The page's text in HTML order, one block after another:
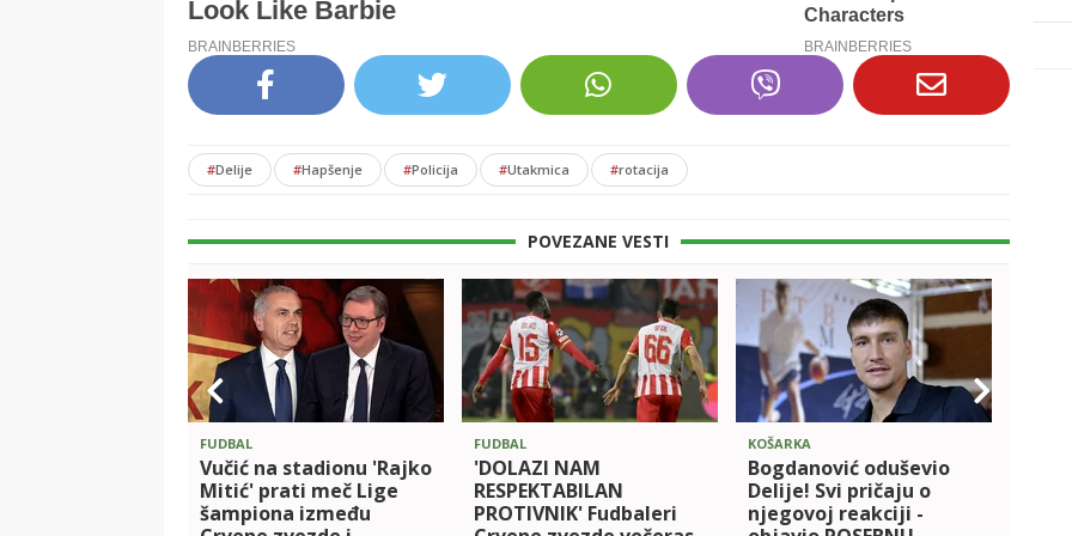
#Delije #Hapšenje #Policija #Utakmica #rotacija
POVEZANE VESTI
FUDBAL
Vučić na stadionu 'Rajko
Mitić' prati meč Lige
šampiona između
FUDBAL
'DOLAZI NAM
RESPEKTABILAN
PROTIVNIK' Fudbaleri
KOŠARKA
Bogdanović oduševio
Delije! Svi pričaju o
njegovoj reakciji -